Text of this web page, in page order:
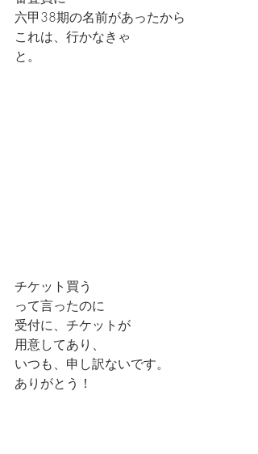
六甲38期の名前があったから
これは、行かなきゃ
と。
チケット買う
って言ったのに
受付に、チケットが
用意してあり、
いつも、申し訳ないです。
ありがとう！